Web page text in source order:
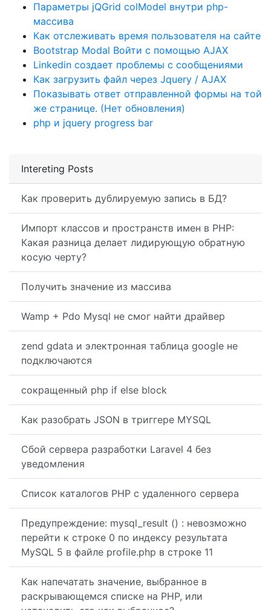
Intereting Posts
Как проверить дублируемую запись в БД?
Импорт классов и пространств имен в PHP:
Какая разница делает лидирующую обратную
косую черту?
Получить значение из массива
Wamp + Pdo Mysql не смог найти драйвер
zend gdata и электронная таблица google не
подключаются
сокращенный php if else block
Как разобрать JSON в триггере MYSQL
Сбой сервера разработки Laravel 4 без
уведомления
Список каталогов PHP с удаленного сервера
Предупреждение: mysql_result () : невозможно
перейти к строке 0 по индексу результата
MySQL 5 в файле profile.php в строке 11
Как напечатать значение, выбранное в
раскрывающемся списке на PHP, или
Параметры jQGrid colModel внутри php-
массива
Как отслеживать время пользователя на сайте
Bootstrap Modal Войти с помощью AJAX
Linkedin создает проблемы с сообщениями
Как загрузить файл через Jquery / AJAX
Показывать ответ отправленной формы на той
же странице. (Нет обновления)
php и jquery progress bar